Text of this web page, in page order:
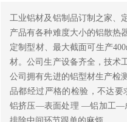
工业铝材及铝制品订制之家、
产品有各种难度大小的铝散热
定制型材、最大截面可生产
材。公司生产设备齐全，技术
公司拥有先进的铝型材生产检
品都经过严格的检验，不达
铝挤压—表面处理 —铝加工—